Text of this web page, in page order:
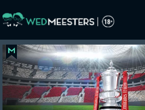
to
content